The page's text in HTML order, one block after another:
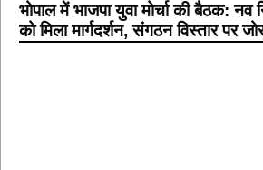
भोपाल में भाजपा युवा मोर्चा की बैठक: नव
को मिला मार्गदर्शन, संगठन विस्तार पर